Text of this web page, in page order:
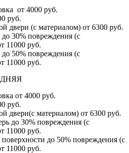
от 4000 руб.
руб.
двери (с материалом) от 6300 руб.
30% повреждения (с
11000 руб.
50% повреждения (с
11000 руб.
от 4000 руб.
руб.
двери(с материалом) от 6300 руб.
до 30% повреждения (с
11000 руб.
до 50% повреждения (с
11000 руб.